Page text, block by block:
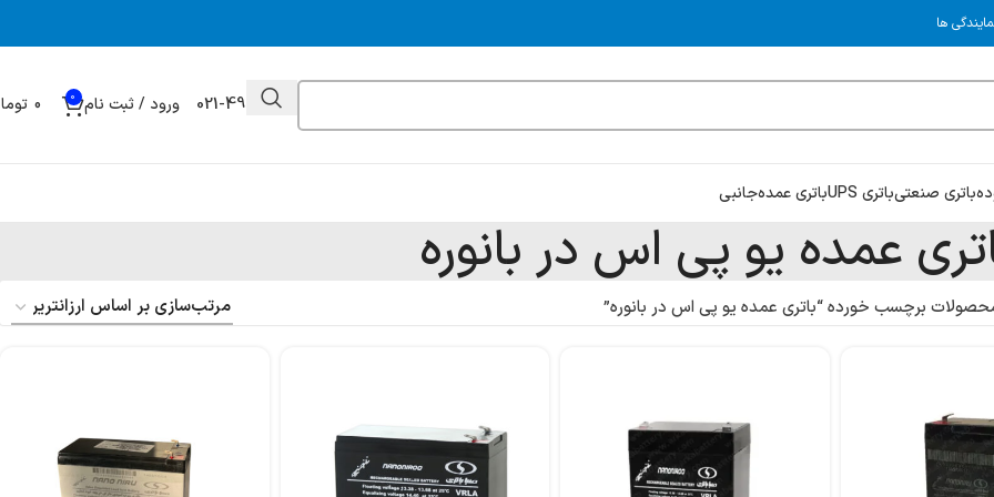
ها
021-49032000 ورود / ثبت نام 0
باتری صنعتیباتری UPS باتری عمدهجانبی
عمده یو پی اس در بانوره
برچسب خورده “باتری عمده یو پی اس در بانوره”